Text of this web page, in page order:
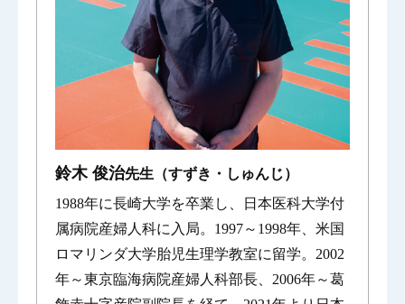
鈴木 俊治先生（すずき・しゅんじ）
1988年に長崎大学を卒業し、日本医科大学付
属病院産婦人科に入局。1997～1998年、米国
ロマリンダ大学胎児生理学教室に留学。2002
年～東京臨海病院産婦人科部長、2006年～葛